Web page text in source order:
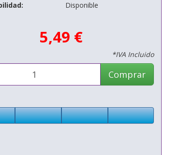
Disponible
5,49 €
*IVA Incluido
Comprar